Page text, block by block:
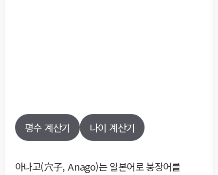
평수 계산기 나이 계산기
아나고(穴子, Anago)는 일본어로 붕장어를